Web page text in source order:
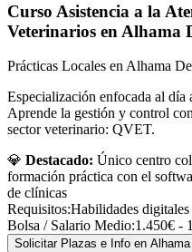
Curso Asistencia a la
Veterinarios en Alhama
Prácticas Locales en Alhama
Especialización enfocada al día
Aprende la gestión y control
sector veterinario: QVET.
💎 Destacado: Único centro
formación práctica con el
de clínicas
Requisitos:Habilidades digitales
Bolsa / Salario Medio:1.450€ -
Solicitar Plazas e Info en